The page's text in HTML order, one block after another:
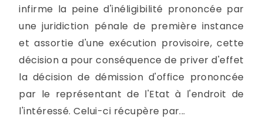
infirme la peine d'inéligibilité prononcée par
une juridiction pénale de première instance
et assortie d'une exécution provisoire, cette
décision a pour conséquence de priver d'effet
la décision de démission d'office prononcée
par le représentant de l'Etat à l'endroit de
l'intéressé. Celui-ci récupère par...